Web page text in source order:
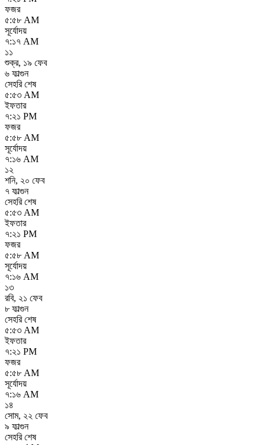
ফজর
৫:৫৮ AM
সূর্যোদয়
৭:১৭ AM
১১
শুক্র, ১৯ ফেব
৬ ফাল্গুন
সেহরি শেষ
৫:৫৩ AM
ইফতার
৭:২১ PM
ফজর
৫:৫৮ AM
সূর্যোদয়
৭:১৬ AM
১২
শনি, ২০ ফেব
৭ ফাল্গুন
সেহরি শেষ
৫:৫৩ AM
ইফতার
৭:২১ PM
ফজর
৫:৫৮ AM
সূর্যোদয়
৭:১৬ AM
১৩
রবি, ২১ ফেব
৮ ফাল্গুন
সেহরি শেষ
৫:৫৩ AM
ইফতার
৭:২১ PM
ফজর
৫:৫৮ AM
সূর্যোদয়
৭:১৬ AM
১৪
সোম, ২২ ফেব
৯ ফাল্গুন
সেহরি শেষ